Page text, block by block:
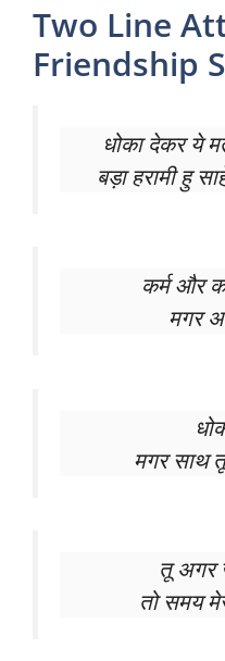
Two Line
Friendship
धोका देकर ये
बड़ा हरामी हु
कर्म और
मगर
मगर साथ
तू अगर
तो समय